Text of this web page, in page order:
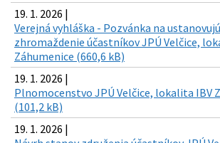
19. 1. 2026 |
Verejná vyhláška - Pozvánka na
zhromaždenie účastníkov JPÚ Velčice,
Záhumenice (660,6 kB)
19. 1. 2026 |
Plnomocenstvo JPÚ Velčice, lokalita IBV
(101,2 kB)
19. 1. 2026 |